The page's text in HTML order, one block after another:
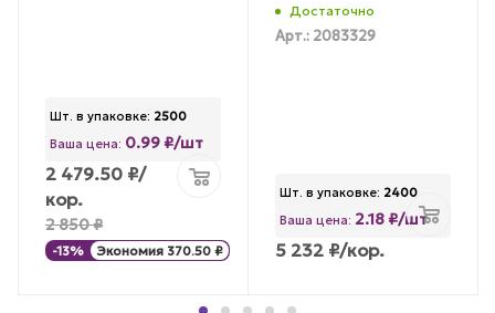
Шт. в упаковке: 2500
Ваша цена: 0.99 ₽/шт
2 479.50 ₽/
кор.
2 850₽
-13% Экономия 370.50 ₽
Достаточно
Арт.: 2083329
Шт. в упаковке: 2400
Ваша цена: 2.18 ₽/шт
5 232 ₽/кор.